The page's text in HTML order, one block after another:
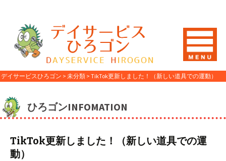
デイサービスひろゴン > 未分類 > TikTok更新しました！（新しい道具での運動）
ひろゴンINFOMATION
TikTok更新しました！（新しい道具での運
動）